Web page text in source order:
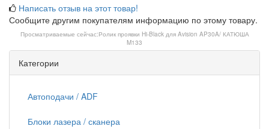
Написать отзыв на этот товар!
Сообщите другим покупателям информацию по этому товару.
Просматриваемые сейчас:Ролик проявки Hi-Black для Avision AP30A/ КАТЮША
M133
Категории
Автоподачи / ADF
Блоки лазера / сканера